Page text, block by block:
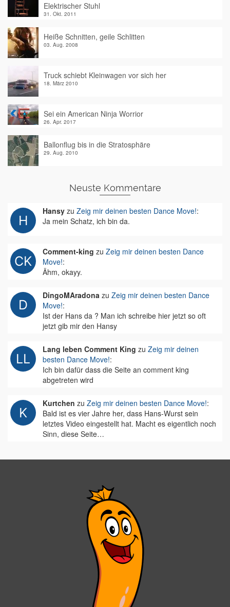
Elektrischer Stuhl
31. Okt. 2011
Heiße Schnitten, geile Schlitten
03. Aug. 2008
Truck schiebt Kleinwagen vor sich her
18. März 2010
Sei ein American Ninja Worrior
26. Apr. 2017
Ballonflug bis in die Stratosphäre
29. Aug. 2010
Neuste Kommentare
Hansy zu Zeig mir deinen besten Dance Move!:
Ja mein Schatz, ich bin da.
Comment-king zu Zeig mir deinen besten Dance
Move!:
Ähm, okayy.
DingoMAradona zu Zeig mir deinen besten Dance
Move!:
Ist der Hans da ? Man ich schreibe hier jetzt so oft
jetzt gib mir den Hansy
Lang leben Comment King zu Zeig mir deinen
besten Dance Move!:
Ich bin dafür dass die Seite an comment king
abgetreten wird
Kurtchen zu Zeig mir deinen besten Dance Move!:
Bald ist es vier Jahre her, dass Hans-Wurst sein
letztes Video eingestellt hat. Macht es eigentlich noch
Sinn, diese Seite…